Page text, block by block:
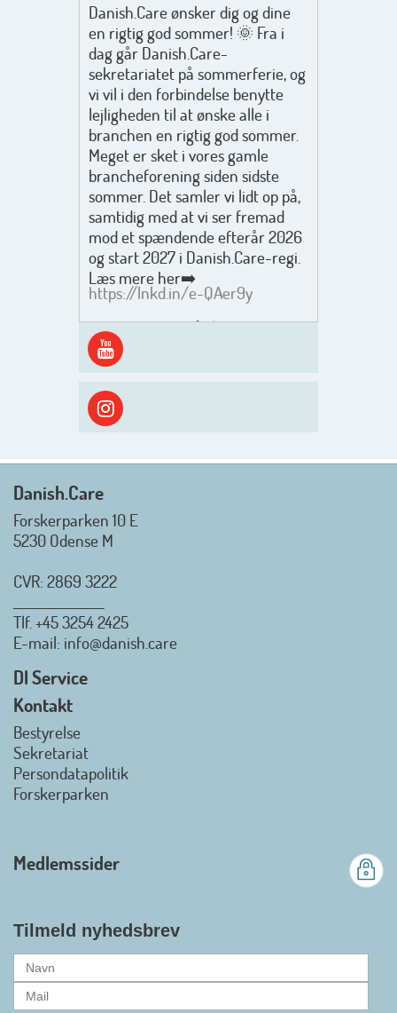
Danish.Care ønsker dig og dine
en rigtig god sommer! 🌞 Fra i
dag går Danish.Care-
sekretariatet på sommerferie, og
vi vil i den forbindelse benytte
lejligheden til at ønske alle i
branchen en rigtig god sommer.
Meget er sket i vores gamle
brancheforening siden sidste
sommer. Det samler vi lidt op på,
samtidig med at vi ser fremad
mod et spændende efterår 2026
og start 2027 i Danish.Care-regi.
Læs mere her➡️
https://lnkd.in/e-QAer9y
Men inden det går løs med en
spændende og aktivt
efterårsæson, så går turen først
ud i solen, ned til vandet og ind i
skyggen igen. Danish.Care holder
sommerlukket i uge 29 + 30.
Mvh. Anders, Helle og Malthe
Danish.Care - Branchen for
hjælpemidler og
Danish.Care fra den 01. juli 2026
officielt kan kalde sig for
gennemslagskraft og skabe
hjælpemidler samt give
medlemmerne adgang til en
Danish.Care
Forskerparken 10 E
5230 Odense M
CVR: 2869 3222
Tlf.+45 3254 2425
E-mail: info@danish.care
DI Service
Kontakt
Bestyrelse
Sekretariat
Persondatapolitik
Forskerparken
Medlemssider
Tilmeld nyhedsbrev